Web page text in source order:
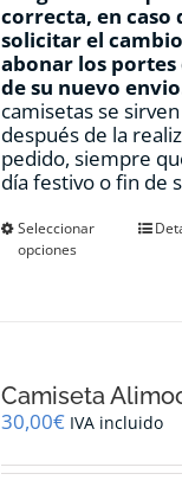
correcta, en caso
solicitar el
abonar los
de su nuevo
camisetas se
después de la
pedido, siempre
día festivo o fin de
Seleccionar
opciones
Este
se
en
Camiseta
30,00€ IVA incluido